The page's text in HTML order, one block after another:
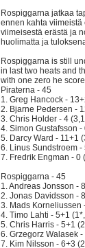
Rospiggarna jatkaa
ennen kahta viimeistä
viimeisestä erästä ja
huolimatta ja
Rospiggarna is still
in last two heats and
with one zero he
Piraterna - 45
1. Greg Hancock -
2. Bjarne Pedersen -
3. Chris Holder - 4
4. Simon Gustafsson -
5. Darcy Ward - 11+1
6. Linus Sundstroem -
7. Fredrik Engman - 0
Rospiggarna - 45
1. Andreas Jonsson -
2. Jonas Davidsson -
3. Mads Korneliussen
4. Timo Lahti - 5+1
5. Chris Harris - 5+1
6. Grzegorz Walasek
7. Kim Nilsson - 6+3